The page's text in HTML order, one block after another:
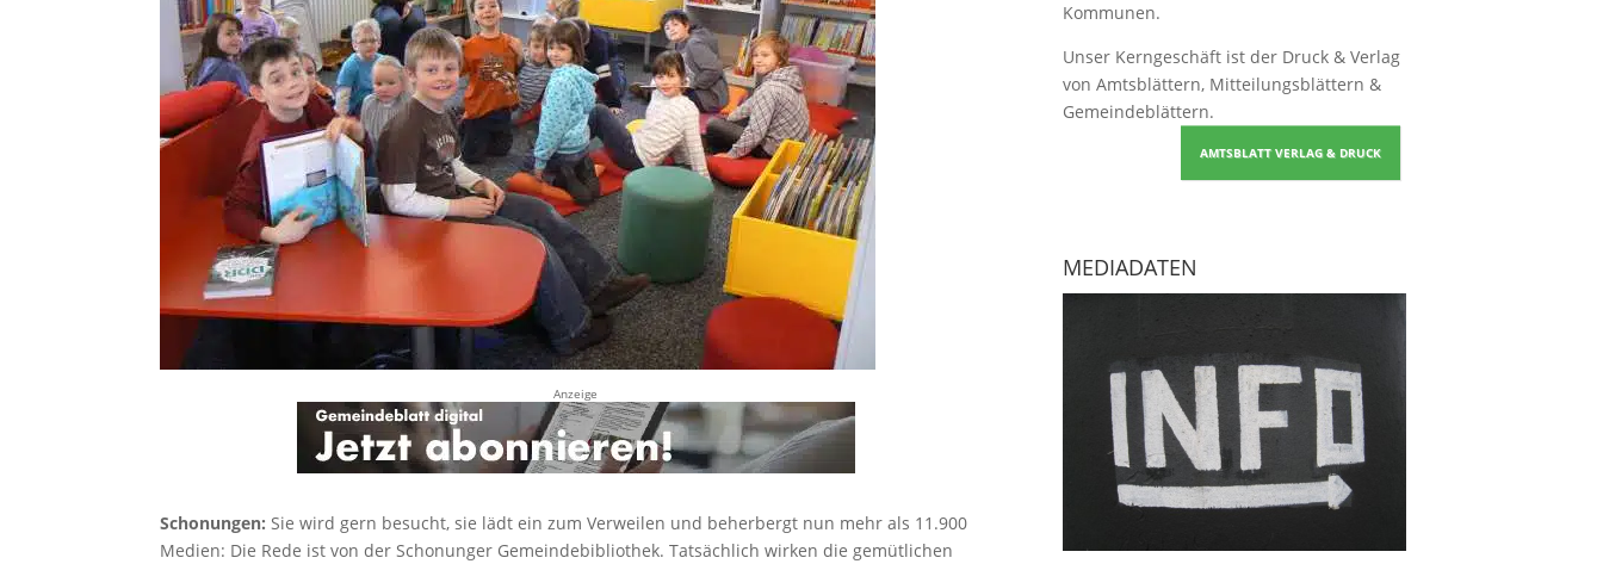
Anzeige
Schonungen: Sie wird gern besucht, sie lädt ein zum Verweilen und beherbergt nun mehr als 11.900
Medien: Die Rede ist von der Schonunger Gemeindebibliothek. Tatsächlich wirken die gemütlichen
Kommunen.
Unser Kerngeschäft ist der Druck & Verlag
von Amtsblättern, Mitteilungsblättern &
Gemeindeblättern.
AMTSBLATT VERLAG & DRUCK
MEDIADATEN